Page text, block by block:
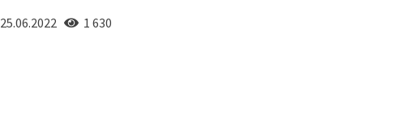
25.06.2022 1 630